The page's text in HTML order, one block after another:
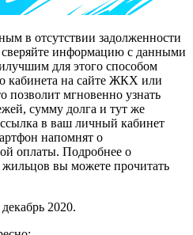
в отсутствии задолженности
информацию с данными
для этого способом
кабинета на сайте ЖКХ или
позволит мгновенно узнать
сумму долга и тут же
в ваш личный кабинет
напомнят о
оплаты. Подробнее о
вы можете прочитать
2020.